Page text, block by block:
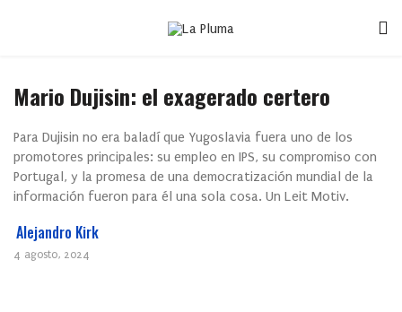
Mario Dujisin: el exagerado certero
Para Dujisin no era baladí que Yugoslavia fuera uno de los
promotores principales: su empleo en IPS, su compromiso con
Portugal, y la promesa de una democratización mundial de la
información fueron para él una sola cosa. Un Leit Motiv.
Alejandro Kirk
4 agosto, 2024